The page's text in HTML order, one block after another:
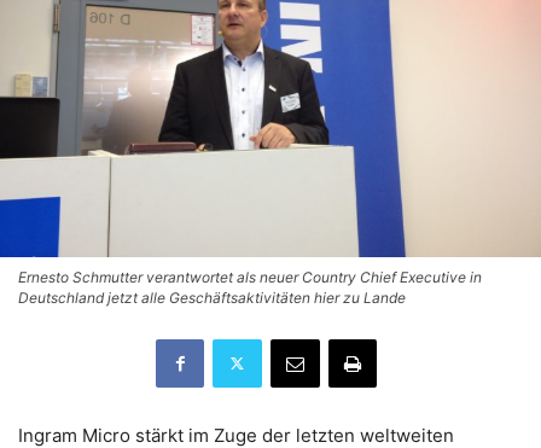
Ernesto Schmutter verantwortet als neuer Country Chief Executive in
Deutschland jetzt alle Geschäftsaktivitäten hier zu Lande
Ingram Micro stärkt im Zuge der letzten weltweiten